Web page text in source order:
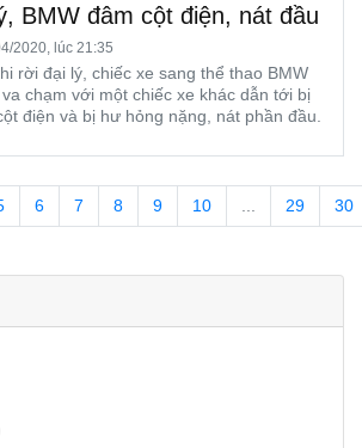
BMW đâm cột điện, nát đầu
2020, lúc 21:35
rời đại lý, chiếc xe sang thể thao BMW
chạm với một chiếc xe khác dẫn tới bị
điện và bị hư hỏng nặng, nát phần đầu.
6 7 8 9 10 29 30